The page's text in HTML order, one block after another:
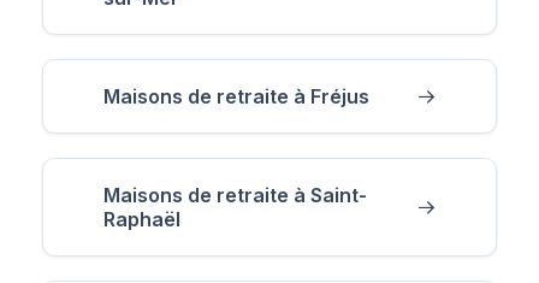
Maisons de retraite à Fréjus
Maisons de retraite à Saint-
Raphaël